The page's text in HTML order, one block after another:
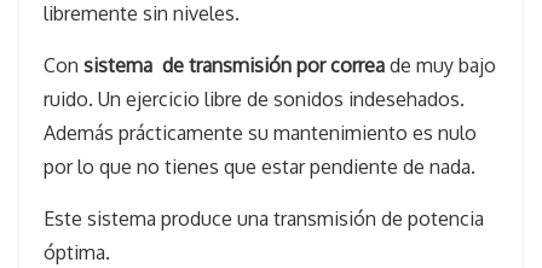
libremente sin niveles.
Con sistema de transmisión por correa de muy bajo
ruido. Un ejercicio libre de sonidos indesehados.
Además prácticamente su mantenimiento es nulo
por lo que no tienes que estar pendiente de nada.
Este sistema produce una transmisión de potencia
óptima.